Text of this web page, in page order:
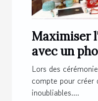
Maximiser
avec un
Lors des
compte pour créer
inoubliables....